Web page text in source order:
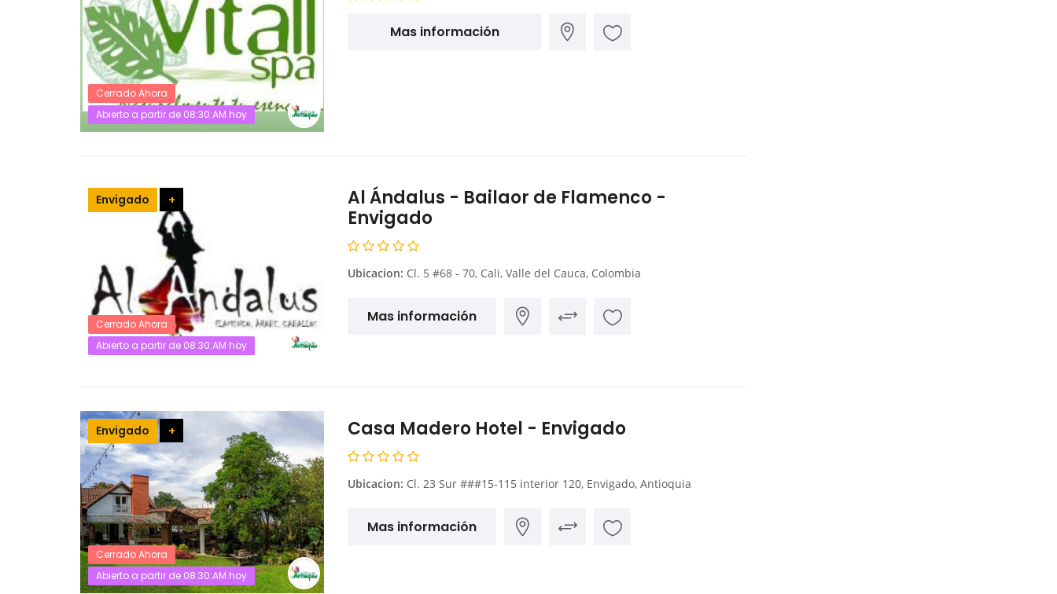
Cerrado Ahora
Abierto a partir de 08:30:AM hoy
Mas información
Envigado +
Cerrado Ahora
Abierto a partir de 08:30:AM hoy
Al Ándalus - Bailaor de Flamenco -
Envigado
Ubicacion: Cl. 5 #68 - 70, Cali, Valle del Cauca, Colombia
Mas información
Envigado +
Cerrado Ahora
Abierto a partir de 08:30:AM hoy
Casa Madero Hotel - Envigado
Ubicacion: Cl. 23 Sur ###15-115 interior 120, Envigado, Antioquia
Mas información